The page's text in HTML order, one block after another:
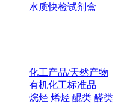
水质快检试剂盒
化工产品/天然产物
有机化工标准品
烷烃 烯烃 醌类 醛类